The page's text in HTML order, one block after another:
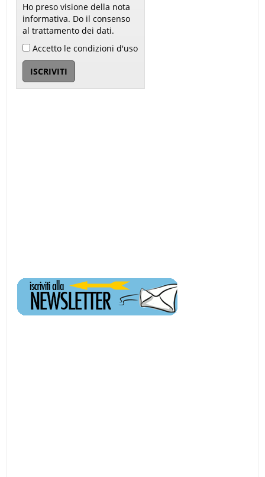
Ho preso visione della nota
informativa. Do il consenso
al trattamento dei dati.
Accetto le condizioni d'uso